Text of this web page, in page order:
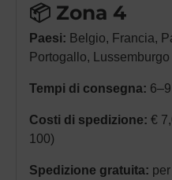
📦 Zona 4
Paesi: Belgio, Francia,
Portogallo, Lussemburgo
Tempi di consegna:
Costi di spedizione: €
100)
Spedizione gratuita: